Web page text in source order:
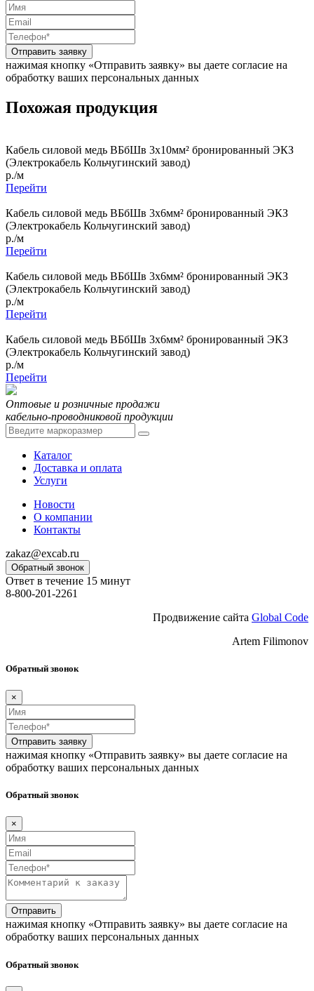
Отправить заявку
нажимая кнопку «Отправить заявку» вы даете согласие на
обработку ваших персональных данных
Похожая продукция
Кабель силовой медь ВБбШв 3x10мм² бронированный ЭКЗ
(Электрокабель Кольчугинский завод)
р./м
Перейти
Кабель силовой медь ВБбШв 3x6мм² бронированный ЭКЗ
(Электрокабель Кольчугинский завод)
р./м
Перейти
Кабель силовой медь ВБбШв 3x6мм² бронированный ЭКЗ
(Электрокабель Кольчугинский завод)
р./м
Перейти
Кабель силовой медь ВБбШв 3x6мм² бронированный ЭКЗ
(Электрокабель Кольчугинский завод)
р./м
Перейти
Оптовые и розничные продажи
кабельно-проводниковой продукции
Каталог
Доставка и оплата
Услуги
Новости
О компании
Контакты
zakaz@excab.ru
Обратный звонок
Ответ в течение 15 минут
8-800-201-2261
Продвижение сайта Global Code
Artem Filimonov
Обратный звонок
×
Отправить заявку
нажимая кнопку «Отправить заявку» вы даете согласие на
обработку ваших персональных данных
Обратный звонок
×
Отправить
нажимая кнопку «Отправить заявку» вы даете согласие на
обработку ваших персональных данных
Обратный звонок